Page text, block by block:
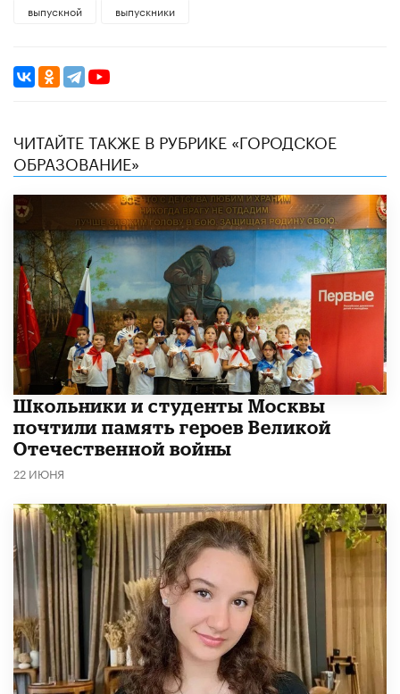
выпускной
выпускники
ЧИТАЙТЕ ТАКЖЕ В РУБРИКЕ «ГОРОДСКОЕ
ОБРАЗОВАНИЕ»
Школьники и студенты Москвы
почтили память героев Великой
Отечественной войны
22 ИЮНЯ